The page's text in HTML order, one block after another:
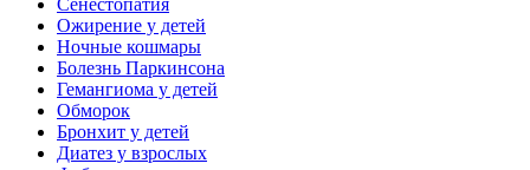
Сенестопатия
Ожирение у детей
Ночные кошмары
Болезнь Паркинсона
Гемангиома у детей
Обморок
Бронхит у детей
Диатез у взрослых